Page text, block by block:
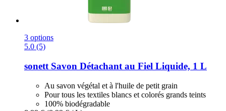
3 options
5.0 (5)
sonett Savon Détachant au Fiel Liquide, 1 L
Au savon végétal et à l'huile de petit grain
Pour tous les textiles blancs et colorés grands teints
100% biodégradable